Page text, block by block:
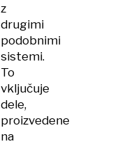
z
drugimi
podobnimi
sistemi.
To
vključuje
dele,
proizvedene
na